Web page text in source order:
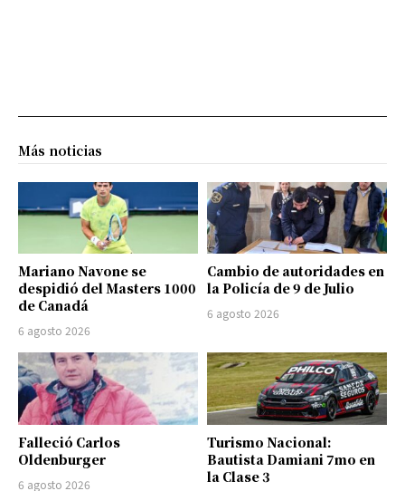
Más noticias
Mariano Navone se
despidió del Masters 1000
de Canadá
6 agosto 2026
Cambio de autoridades en
la Policía de 9 de Julio
6 agosto 2026
Falleció Carlos
Oldenburger
6 agosto 2026
Turismo Nacional:
Bautista Damiani 7mo en
la Clase 3